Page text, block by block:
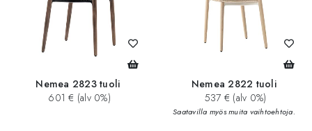
Nemea 2823 tuoli
601 € (alv 0%)
Nemea 2822 tuoli
537 € (alv 0%)
Saatavilla myös muita vaihtoehtoja.